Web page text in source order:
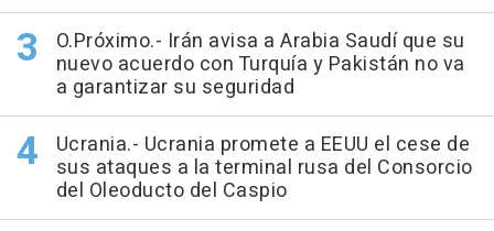
O.Próximo.- Irán avisa a Arabia Saudí que su
nuevo acuerdo con Turquía y Pakistán no va
a garantizar su seguridad
Ucrania.- Ucrania promete a EEUU el cese de
sus ataques a la terminal rusa del Consorcio
del Oleoducto del Caspio